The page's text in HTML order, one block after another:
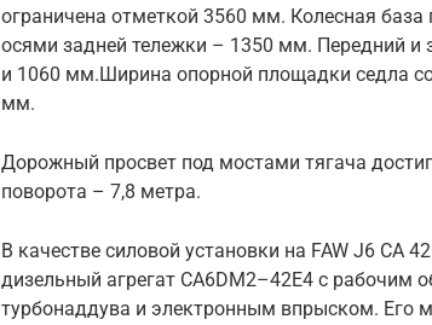
ограничена отметкой 3560 мм. Колесная
осями задней тележки – 1350 мм. Передний и
и 1060 мм.Ширина опорной площадки седла
мм.
Дорожный просвет под мостами тягача
поворота – 7,8 метра.
В качестве силовой установки на FAW J6 CA
дизельный агрегат CA6DM2–42E4 с рабочим
турбонаддува и электронным впрыском. Его